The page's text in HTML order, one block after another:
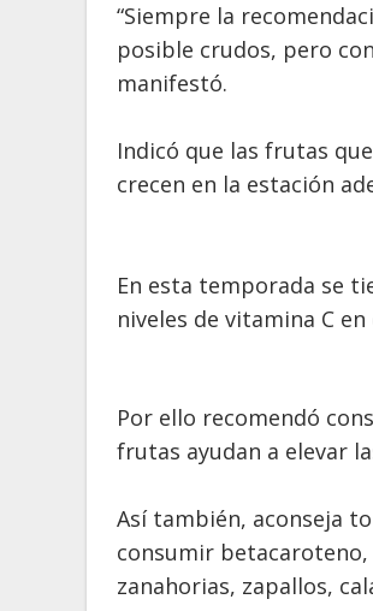
“Siempre la
posible crudos, pero
manifestó.
Indicó que las frutas
crecen en la estación
En esta temporada se
niveles de vitamina C
Por ello recomendó
frutas ayudan a elevar
Así también, aconseja
consumir
zanahorias, zapallos,